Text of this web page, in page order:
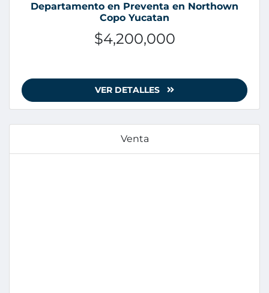
Departamento en Preventa en Northown
Copo Yucatan
$4,200,000
VER DETALLES
Venta